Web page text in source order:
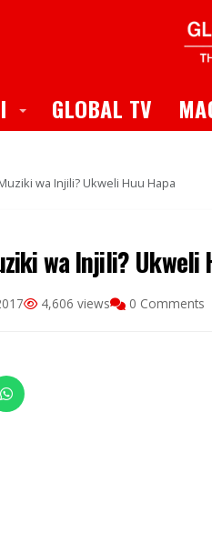
Toggle Dropdown
GLOBAL TV
wa Injili? Ukweli Huu Hapa
wa Injili? Ukweli
4,606 views 0 Comments